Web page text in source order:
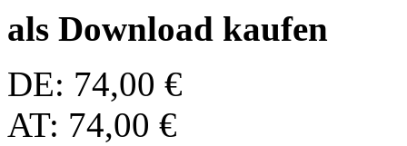
als Download kaufen
DE: 74,00 €
AT: 74,00 €